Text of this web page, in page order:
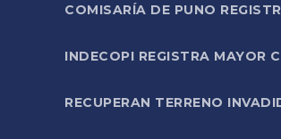
COMISARÍA DE PUNO
INDECOPI REGISTRA MAYOR
RECUPERAN TERRENO